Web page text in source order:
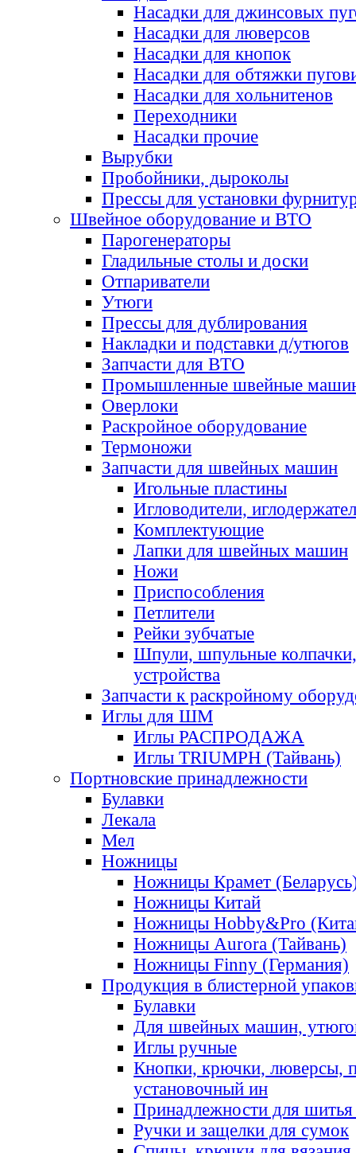
Насадки для джинсовых
Насадки для люверсов
Насадки для кнопок
Насадки для обтяжки
Насадки для хольнитенов
Переходники
Насадки прочие
Вырубки
Пробойники, дыроколы
Прессы для установки
Швейное оборудование и ВТО
Парогенераторы
Гладильные столы и доски
Отпариватели
Утюги
Прессы для дублирования
Накладки и подставки д/утюгов
Запчасти для ВТО
Промышленные швейные
Оверлоки
Раскройное оборудование
Термоножи
Запчасти для швейных машин
Игольные пластины
Игловодители,
Комплектующие
Лапки для швейных машин
Ножи
Приспособления
Петлители
Рейки зубчатые
Шпули, шпульные
устройства
Запчасти к раскройному
Иглы для ШМ
Иглы РАСПРОДАЖА
Иглы TRIUMPH (Тайвань)
Портновские принадлежности
Булавки
Лекала
Мел
Ножницы
Ножницы Крамет
Ножницы Китай
Ножницы Hobby&Pro
Ножницы Aurora (Тайвань)
Ножницы Finny (Германия)
Продукция в блистерной
Булавки
Для швейных машин,
Иглы ручные
Кнопки, крючки, люверсы,
установочный ин
Принадлежности для шитья
Ручки и защелки для сумок